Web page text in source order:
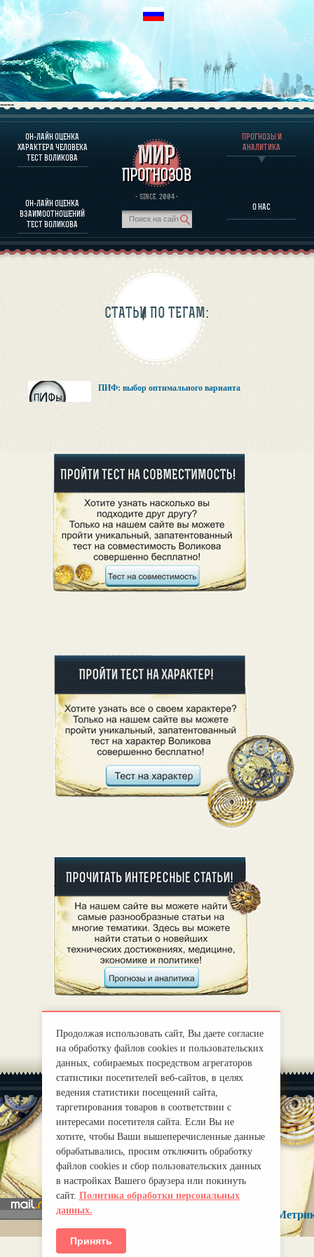
----
ОН-ЛАЙН ОЦЕНКА
ХАРАКТЕРА ЧЕЛОВЕКА
ТЕСТ ВОЛИКОВА
ОН-ЛАЙН ОЦЕНКА
ВЗАИМООТНОШЕНИЙ
ТЕСТ ВОЛИКОВА
· SINCE. 2004 ·
ПРОГНОЗЫ И
АНАЛИТИКА
О НАС
О ПРОГРАММЕ
ОЦЕНКА ХАРАКТЕРA ЧЕЛОВЕКА
ОЦЕНКА ХАРАКТЕРА ВЫДАЮЩИХСЯ ЛИЧНОСТЕЙ
О ПРОГРАММЕ
ПРОГНОЗЫ И АНАЛИТИКА
СТАТЬИ ПО ТЕГАМ:
ПИФ: выбор оптимального варианта
О нас
Правила
mirprognoz@mail.ru
Продолжая использовать сайт, Вы даете согласие
на обработку файлов cookies и пользовательских
данных, собираемых посредством агрегаторов
статистики посетителей веб-сайтов, в целях
ведения статистики посещений сайта,
таргетирования товаров в соответствии с
интересами посетителя сайта. Если Вы не
хотите, чтобы Ваши вышеперечисленные данные
обрабатывались, просим отключить обработку
файлов cookies и сбор пользовательских данных
в настройках Вашего браузера или покинуть
сайт. Политика обработки персональных
данных.
Принять